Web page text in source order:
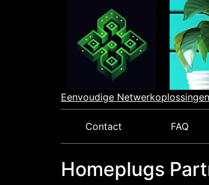
content
Eenvoudige
Contact FAQ
Homeplugs